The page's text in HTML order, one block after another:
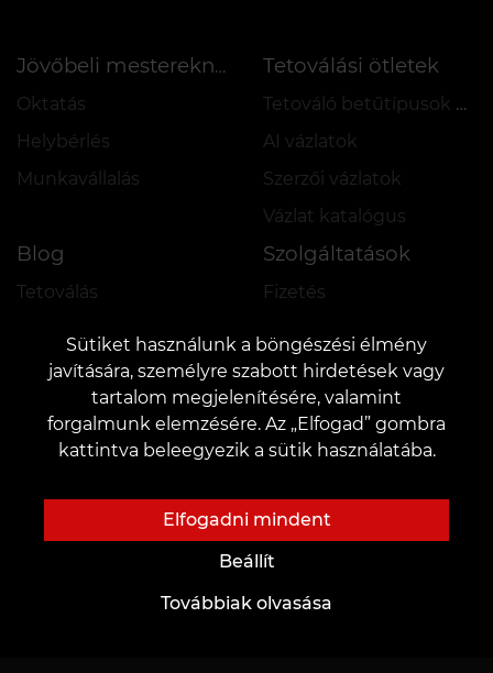
Jövőbeli mestereknek
Oktatás
Helybérlés
Munkavállalás
Tetoválási ötletek
Tetováló betűtípusok online
AI vázlatok
Szerzői vázlatok
Vázlat katalógus
Blog
Tetoválás
Tartós smink
Szolgáltatások
Fizetés
Hagyjon visszajelzést
Katalógus
Mesterek katalgusa
Portfóliónk
Fontos
Sütik kezelése
Sütiket használunk a böngészési élmény
javítására, személyre szabott hirdetések vagy
tartalom megjelenítésére, valamint
forgalmunk elemzésére. Az „Elfogad” gombra
kattintva beleegyezik a sütik használatába.
Elfogadni mindent
Beállít
Továbbiak olvasása